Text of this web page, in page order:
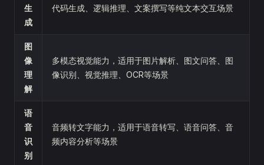
生
成
代码生成、逻辑推理、文案撰写等纯文本交互场景
图
像
理
解
多模态视觉能力，适用于图片解析、图文问答、图
像识别、视觉推理、OCR等场景
语
音
识
别
音频转文字能力，适用于语音转写、语音问答、音
频内容分析等场景